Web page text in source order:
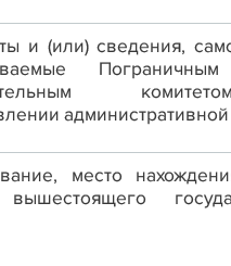
и (или) сведения,
место